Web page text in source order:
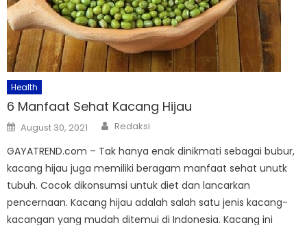
Health
6 Manfaat Sehat Kacang Hijau
Posted
on
August 30, 2021 Author
Redaksi
GAYATREND.com – Tak hanya enak dinikmati sebagai bubur,
kacang hijau juga memiliki beragam manfaat sehat unutk
tubuh. Cocok dikonsumsi untuk diet dan lancarkan
pencernaan. Kacang hijau adalah salah satu jenis kacang-
kacangan yang mudah ditemui di Indonesia. Kacang ini